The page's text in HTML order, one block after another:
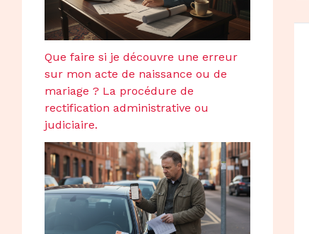
Que faire si je découvre une erreur
sur mon acte de naissance ou de
mariage ? La procédure de
rectification administrative ou
judiciaire.